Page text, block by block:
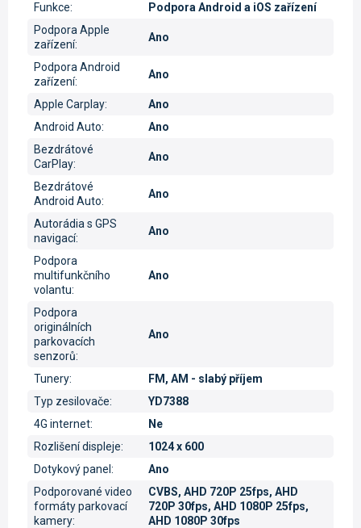
Funkce:
Podpora Android a iOS zařízení
Podpora Apple
zařízení:
Ano
Podpora Android
zařízení:
Ano
Apple Carplay:
Ano
Android Auto:
Ano
Bezdrátové
CarPlay:
Ano
Bezdrátové
Android Auto:
Ano
Autorádia s GPS
navigací:
Ano
Podpora
multifunkčního
volantu:
Ano
Podpora
originálních
parkovacích
senzorů:
Ano
Tunery:
FM, AM - slabý příjem
Typ zesilovače:
YD7388
4G internet:
Ne
Rozlišení displeje:
1024 x 600
Dotykový panel :
Ano
Podporované video
formáty parkovací
kamery:
CVBS, AHD 720P 25fps, AHD
720P 30fps, AHD 1080P 25fps,
AHD 1080P 30fps